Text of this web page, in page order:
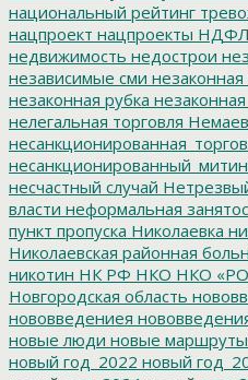
национальный рейтинг
нацпроект нацпроекты НДФЛ
недвижимость недострои
независимые сми
незаконная рубка
нелегальная торговля Немаев
несчастный случай
власти неформальная
пункт пропуска Николаевка
Николаевская районная
никотин НК РФ НКО НКО
Новгородская область
нововведениея
новые люди новые маршруты
новый год_2022 новый